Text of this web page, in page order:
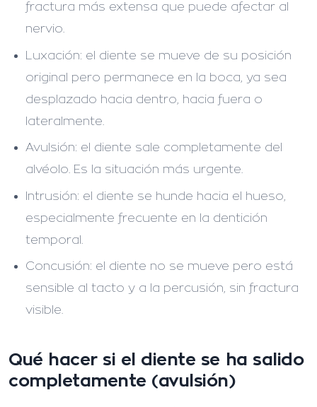
fractura más extensa que puede afectar al
nervio.
Luxación: el diente se mueve de su posición
original pero permanece en la boca, ya sea
desplazado hacia dentro, hacia fuera o
lateralmente.
Avulsión: el diente sale completamente del
alvéolo. Es la situación más urgente.
Intrusión: el diente se hunde hacia el hueso,
especialmente frecuente en la dentición
temporal.
Concusión: el diente no se mueve pero está
sensible al tacto y a la percusión, sin fractura
visible.
Qué hacer si el diente se ha salido
completamente (avulsión)